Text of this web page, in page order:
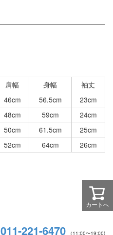
肩幅 身幅
袖丈
46cm 56.5cm
23cm
48cm 59cm
24cm
50cm 61.5cm
25cm
52cm 64cm 26cm
011-221-6470 （11:00〜19:00)
カートへ